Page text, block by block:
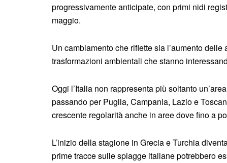
progressivamente anticipate, con primi nidi
maggio.
Un cambiamento che riflette sia l’aumento
trasformazioni ambientali che stanno
Oggi l’Italia non rappresenta più soltanto
passando per Puglia, Campania, Lazio e
crescente regolarità anche in aree dove fino a
L’inizio della stagione in Grecia e Turchia
prime tracce sulle spiagge italiane potrebbero